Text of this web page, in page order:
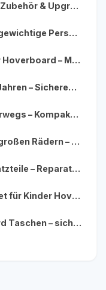
Hoverboard Tuning Set – Zubehör & Upgrades für mehr Fahrspaß
Hoverboards für Schwergewichtige Personen – Extra belastbare Modelle entdecken
Hoverkart Umbausatz für Hoverboard – Mehr Fahrspaß durch Sitzumbau
Kinder Hoverboard ab 8 Jahren – Sicheres Fahrvergnügen für Kids
Mini Hoverboard für unterwegs – Kompakt, leicht & einfach zu transportieren
Offroad Hoverboard mit großen Rädern – Geländeabenteuer erleben
Original Hoverboard Ersatzteile – Reparatur & Austausch leicht gemacht
Sicherheitsausrüstung Set für Kinder Hoverboards – Schutzhelm & Schoner kaufen
Wasserdichte Hoverboard Taschen – sicherer Transport für Ihr Board